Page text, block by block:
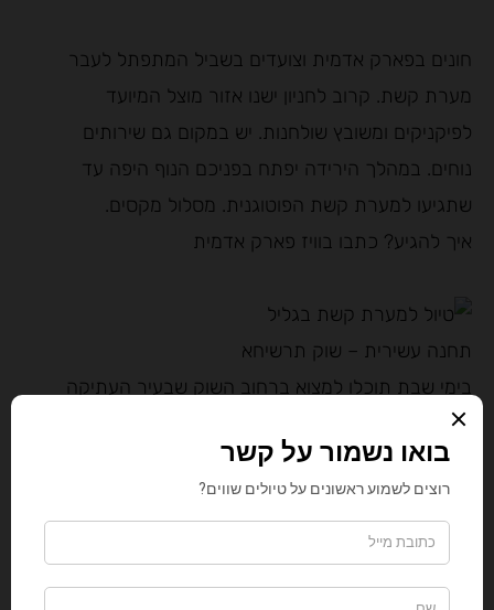
חונים בפארק אדמית וצועדים בשביל המתפתל לעבר
מערת קשת. קרוב לחניון ישנו אזור מוצל המיועד
לפיקניקים ומשובץ שולחנות. יש במקום גם שירותים
נוחים. במהלך הירידה יפתח בפניכם הנוף היפה עד
שתגיעו למערת קשת הפוטוגנית. מסלול מקסים.
איך להגיע? כתבו בוויז פארק אדמית
תחנה עשירית – שוק תרשיחא
בימי שבת תוכלו למצוא ברחוב השוק שבעיר העתיקה
ומפותלת הסמטאות – תרשיחא, שוק מלא כל טוב
שנראה לי קצת כלקוח מהסרט "אלדין". יש שם
פיצוחים, פירות וירקות, שטיחי קש, המוני בסטות של
בגדים זולים וצעצועים.
איך להגיע? כתבו בוויז רחוב השוק תרשיחא